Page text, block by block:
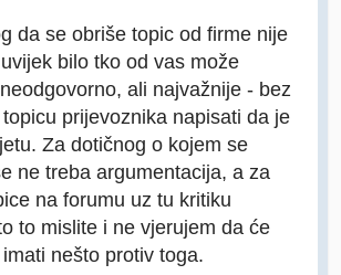
da se obriše topic od firme nije
bilo tko od vas može
ali najvažnije - bez
prijevoznika napisati da je
Za dotičnog o kojem se
ne treba argumentacija, a za
na forumu uz tu kritiku
to mislite i ne vjerujem da će
nešto protiv toga.